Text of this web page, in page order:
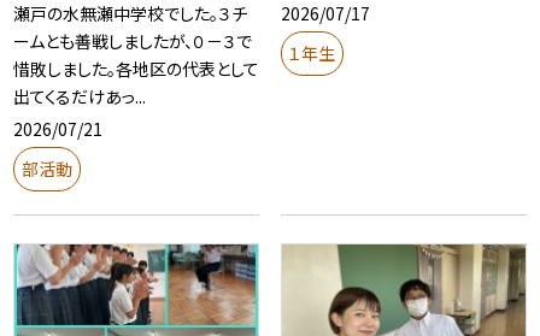
瀬戸の水無瀬中学校でした。３チ
ームとも善戦しましたが、０－３で
惜敗しました。各地区の代表として
出てくるだけあっ...
2026/07/21
部活動
2026/07/17
１年生